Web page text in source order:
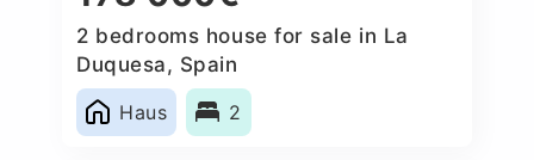
2 bedrooms house for sale in La
Duquesa, Spain
Haus
2